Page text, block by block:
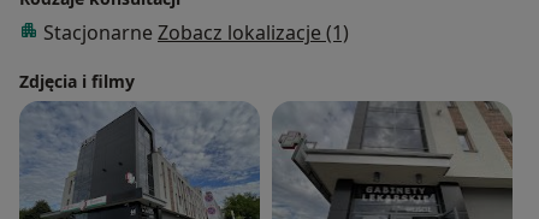
Stacjonarne Zobacz lokalizacje (1)
Zdjęcia i filmy